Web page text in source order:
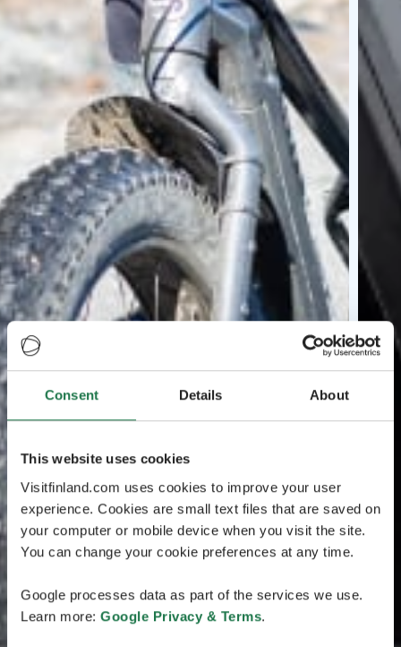
Consent Details About
This website uses cookies
Visitfinland.com uses cookies to improve your user
experience. Cookies are small text files that are saved on
your computer or mobile device when you visit the site.
You can change your cookie preferences at any time.
Google processes data as part of the services we use.
Learn more: Google Privacy & Terms.